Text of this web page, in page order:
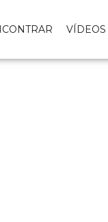
VÍDEOS